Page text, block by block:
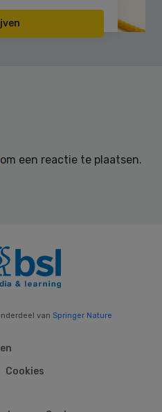
om een reactie te plaatsen.
van Springer Nature
Cookies